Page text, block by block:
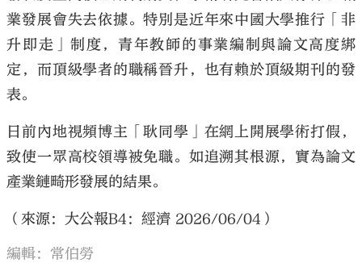
業發展會失去依據。特別是近年來中國大學推行「非
升即走」制度，青年教師的事業編制與論文高度綁
定，而頂級學者的職稱晉升，也有賴於頂級期刊的發
表。
日前內地視頻博主「耿同學」在網上開展學術打假，
致使一眾高校領導被免職。如追溯其根源，實為論文
產業鏈畸形發展的結果。
（來源：大公報B4：經濟 2026/06/04）
編輯：常伯勞